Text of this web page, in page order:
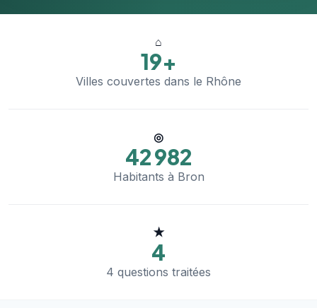
⌂
19+
Villes couvertes dans le Rhône
◎
42 982
Habitants à Bron
★
4
4 questions traitées